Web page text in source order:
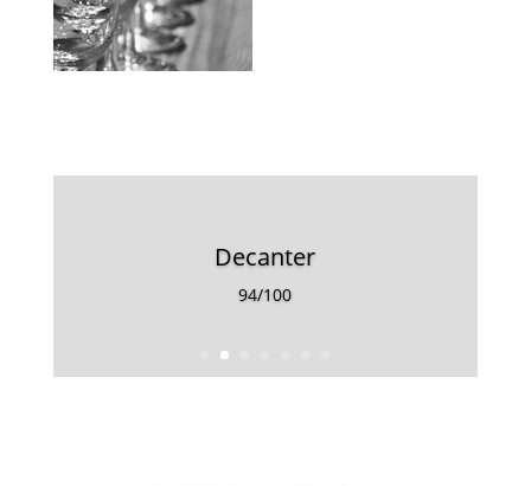
Decanter
94/100